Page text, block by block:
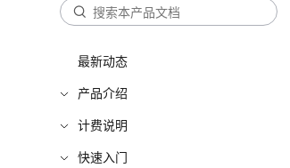
最新动态
产品介绍
计费说明
快速入门